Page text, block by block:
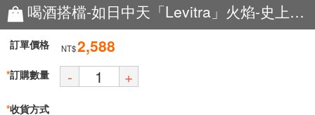
喝酒搭檔-如日中天「Levitra」火焰-史上最強
訂單價格 NT$2,588
訂購數量
* - +
收貨方式
*